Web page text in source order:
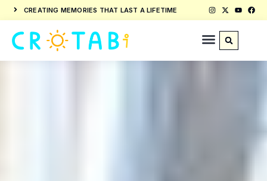
CREATING MEMORIES THAT LAST A LIFETIME